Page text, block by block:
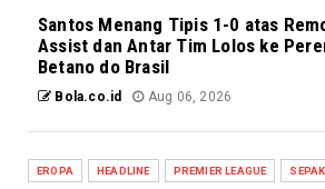
Santos Menang Tipis 1-0 atas
Assist dan Antar Tim Lolos ke
Betano do Brasil
Bola.co.id Aug 06, 2026
EROPA HEADLINE PREMIER LEAGUE